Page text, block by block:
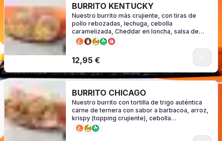
BURRITO KENTUCKY
Nuestro burrito más crujiente, con tiras de
pollo rebozadas, lechuga, cebolla
caramelizada, Cheddar en loncha, salsa de
queso y tu salsa favorita. ¡CRUUNCH! (consulte
alérgenos en función de su salsa)
12,95 €
BURRITO CHICAGO
Nuestro burrito con tortilla de trigo auténtica
carne de ternera con sabor a barbacoa, arroz,
krispy (topping crujiente), cebolla
caramelizada, lechuga y tu salsa favorita
(consulte alérgenos en función de su salsa)